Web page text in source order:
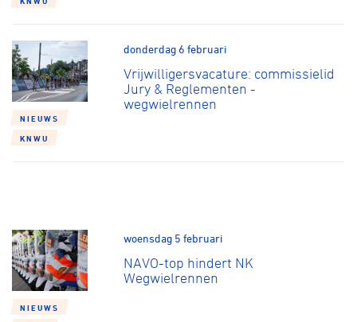
Over ons
Lid worden
NIEUWS
KNWU
donderdag 6 februari
Vrijwilligersvacature: commissielid
Jury & Reglementen -
wegwielrennen
NIEUWS
woensdag 5 februari
NAVO-top hindert NK
Wegwielrennen
Pumptrack